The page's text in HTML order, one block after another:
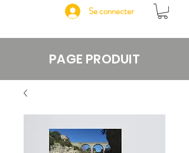
Se connecter
PAGE PRODUIT